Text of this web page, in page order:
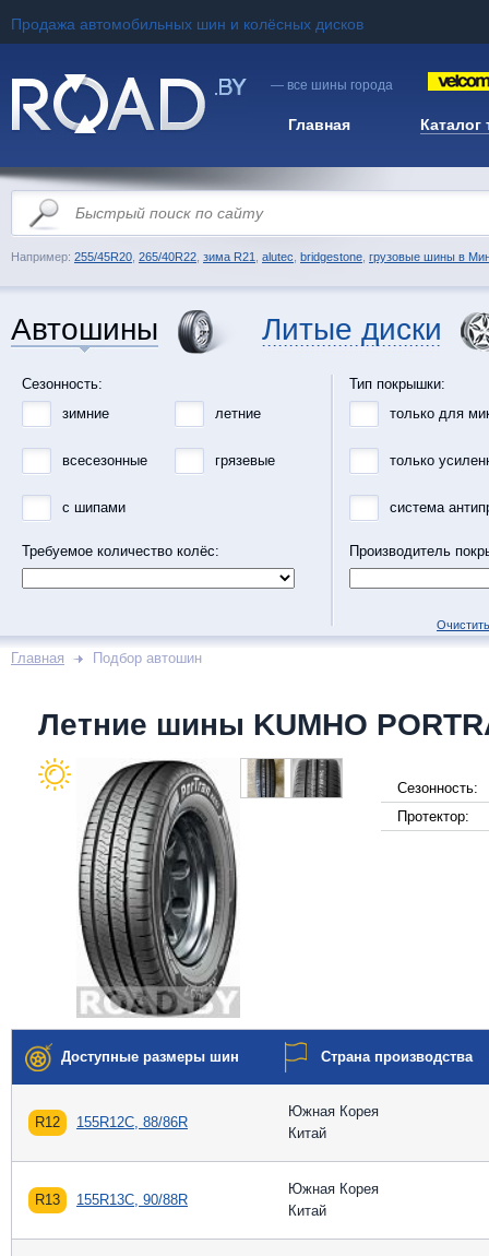
Продажа автомобильных шин и колёсных дисков
— все шины города
Главная Каталог
Например: 255/45R20 265/40R22 зима R21 alutec bridgestone грузовые шины в
Автошины Литые диски
Сезонность:
зимние
летние
всесезонные грязевые
с шипами
Требуемое количество колёс:
Тип покрышки:
только для
только
система
Производитель
Главная Подбор автошин
Летние шины KUMHO
Сезонность:
Протектор:
Доступные размеры шин Страна производства
R12 155R12C, 88/86R
Южная Корея
Китай
R13 155R13C, 90/88R
Южная Корея
Китай